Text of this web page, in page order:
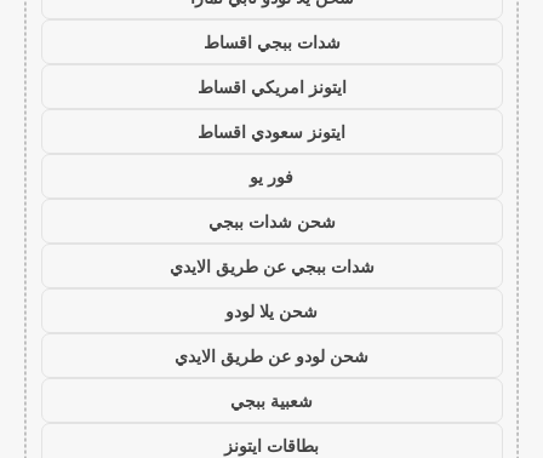
شدات ببجي اقساط
ايتونز امريكي اقساط
ايتونز سعودي اقساط
فور يو
شحن شدات ببجي
شدات ببجي عن طريق الايدي
شحن يلا لودو
شحن لودو عن طريق الايدي
شعبية ببجي
بطاقات ايتونز